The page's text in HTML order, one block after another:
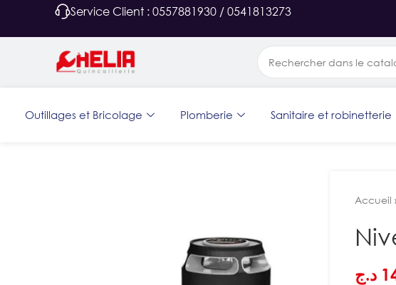
Service Client : 0557881930 / 0541813273
Outillages et Bricolage Plomberie Sanitaire et robinetterie
Accueil
د.ج